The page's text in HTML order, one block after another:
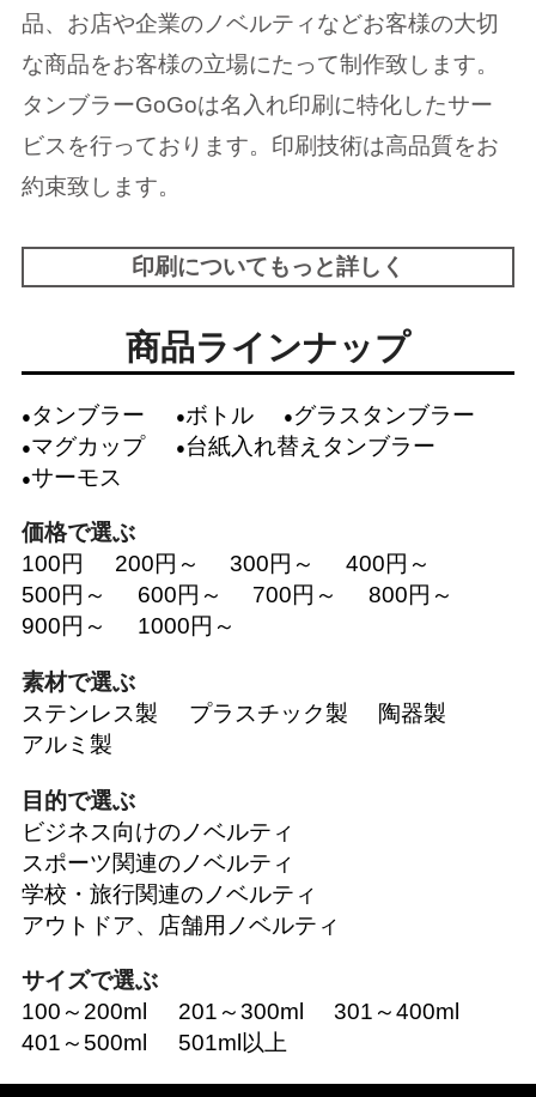
品、お店や企業のノベルティなどお客様の大切
な商品をお客様の立場にたって制作致します。
タンブラーGoGoは名入れ印刷に特化したサー
ビスを行っております。印刷技術は高品質をお
約束致します。
印刷についてもっと詳しく
商品ラインナップ
タンブラー ボトル
グラスタンブラー
マグカップ
台紙入れ替えタンブラー
サーモス
価格で選ぶ
100円
200円～ 300円～
400円～
500円～
600円～ 700円～
800円～
900円～
1000円～
素材で選ぶ
ステンレス製
プラスチック製
陶器製
アルミ製
目的で選ぶ
ビジネス向けのノベルティ
スポーツ関連のノベルティ
学校・旅行関連のノベルティ
アウトドア、店舗用ノベルティ
サイズで選ぶ
100～200ml
201～300ml
301～400ml
401～500ml
501ml以上